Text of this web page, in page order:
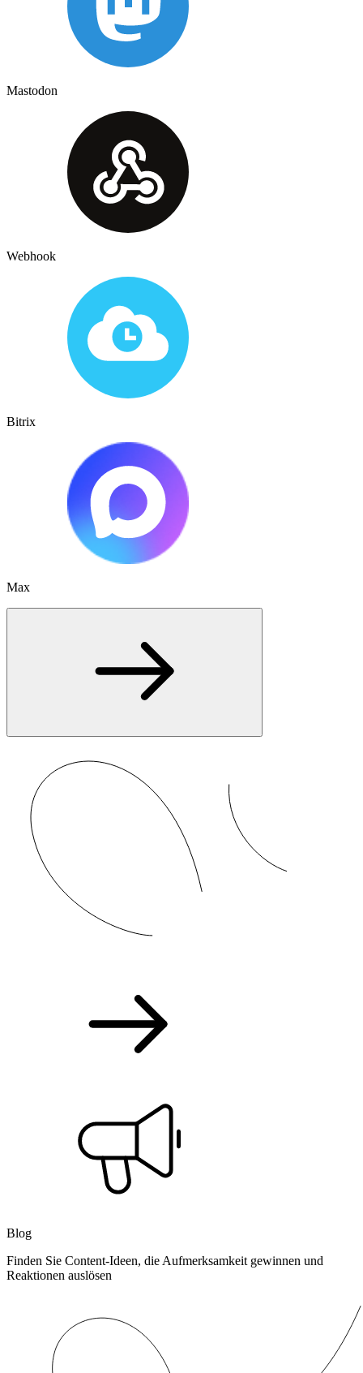
Mastodon
Webhook
Bitrix
Max
Blog
Finden Sie Content-Ideen, die Aufmerksamkeit gewinnen und
Reaktionen auslösen